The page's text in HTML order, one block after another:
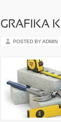
GRAFIKA
POSTED BY ADMIN